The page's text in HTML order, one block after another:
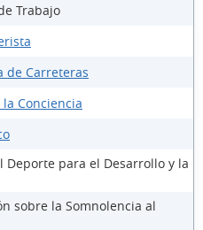
Trabajo
de Carreteras
Conciencia
Deporte para el Desarrollo y la
sobre la Somnolencia al